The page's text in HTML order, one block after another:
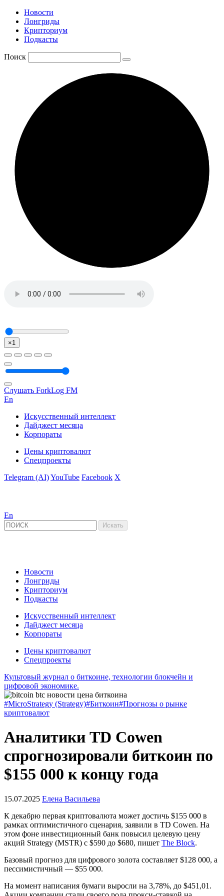
Новости
Лонгриды
Крипториум
Подкасты
Поиск
×1
Слушать ForkLog FM
En
Искусственный интеллект
Дайджест месяца
Корпораты
Цены криптовалют
Спецпроекты
Telegram (AI)YouTube Facebook X
En
Новости
Лонгриды
Крипториум
Подкасты
Искусственный интеллект
Дайджест месяца
Корпораты
Цены криптовалют
Спецпроекты
Культовый журнал о биткоине, технологии блокчейн и
цифровой экономике.
#MicroStrategy (Strategy)#Биткоин#Прогнозы о рынке
криптовалют
Аналитики TD Cowen
спрогнозировали биткоин по
$155 000 к концу года
15.07.2025 Елена Васильева
К декабрю первая криптовалюта может достичь $155 000 в
рамках оптимистичного сценария, заявили в TD Cowen. На
этом фоне инвестиционный банк повысил целевую цену
акций Strategy (MSTR) с $590 до $680, пишет The Block.
Базовый прогноз для цифрового золота составляет $128 000, а
пессимистичный — $55 000.
На момент написания бумаги выросли на 3,78%, до $451,01.